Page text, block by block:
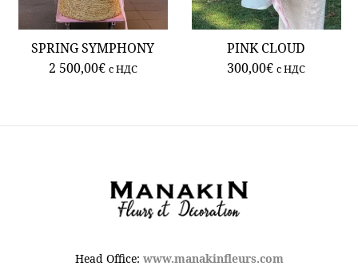
SPRING SYMPHONY
2 500,00€ c НДС
PINK CLOUD
300,00€ c НДС
Head Office: www.manakinfleurs.com